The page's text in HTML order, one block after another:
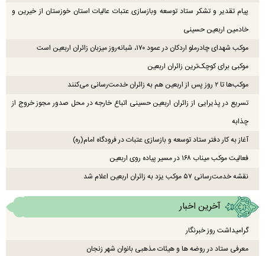
پیام تقدیر و تشکر ستاد توسعه وبازسازی عتبات عالیات استان خوزستان از خیرین و
خادمین اربعین حسینی
موکب شهدای چادرملو اردکان در عمود ۱۷۰، شبانه‌روز میزبان زائران اربعین است
موکبی برای کوچک‌ترین زائران اربعین
موکب‌ها تا ۲ روز پس از اربعین هم به زائران خدمت‌رسانی می‌کنند
تسریع در پذیرایی از زائران اربعین حسینی اتباع خارجه در محل صدور مجوز خروج از
چذابه
آغاز به کار دفتر ستاد توسعه و بازسازی عتبات در فرودگاه امام(ره)
فعالیت موکب میناب ۱۶۸ در مسیر پیاده روی اربعین
نقشه خدمت‌رسانی ۵۷ موکب یزد به زائران اربعین اعلام شد
آخرین اخبار
گرامیداشت روز خبرنگار
معرفی ستاد در روضه ها و هیئات مذهبی بانوان شهر زنجان